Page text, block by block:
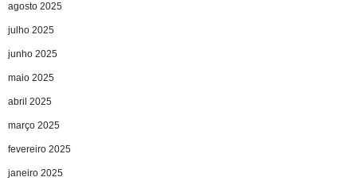
agosto 2025
julho 2025
junho 2025
maio 2025
abril 2025
março 2025
fevereiro 2025
janeiro 2025